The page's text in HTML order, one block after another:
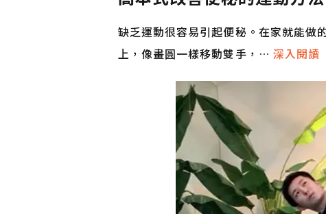
缺乏運動很容易引起便秘。在家就能
上，像畫圓一樣移動雙手，… 深入閱讀